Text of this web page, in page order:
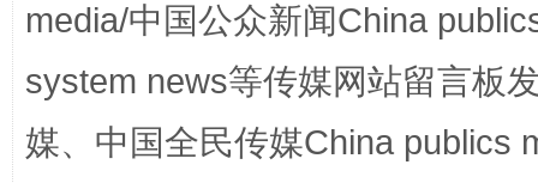
media/中国公众新闻China
system news等传媒网站留言板
媒、中国全民传媒China publics